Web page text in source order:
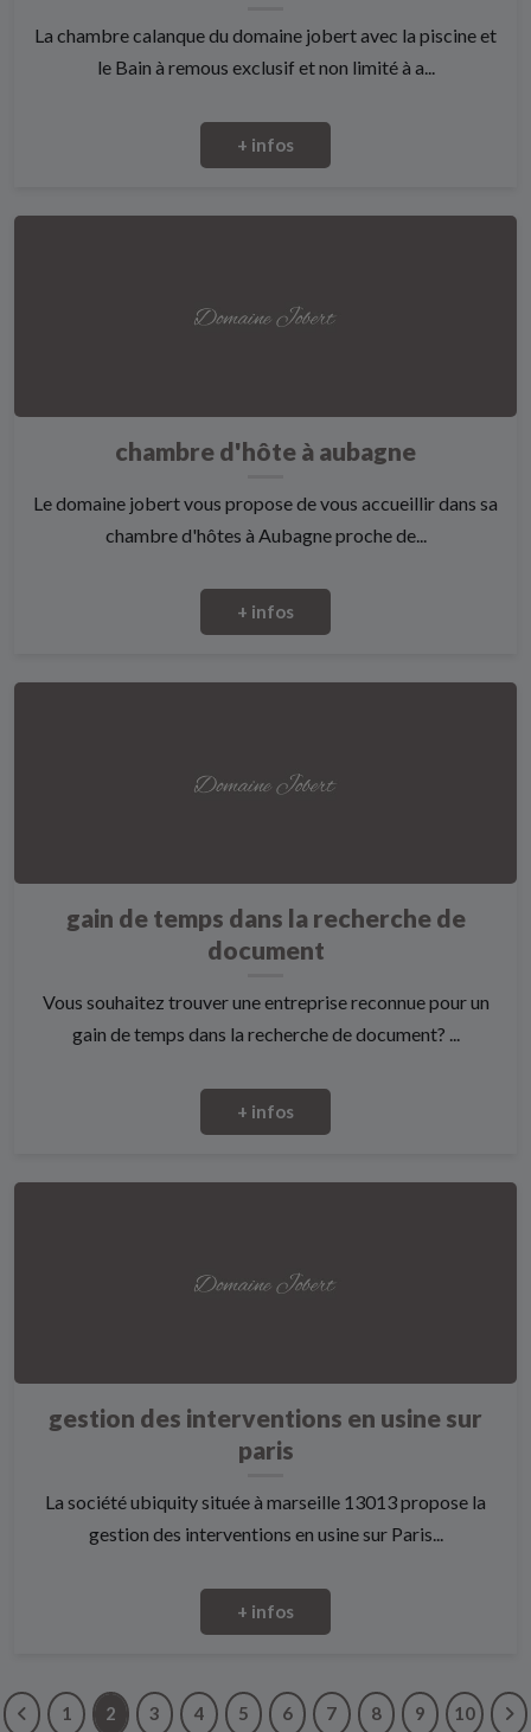
La chambre calanque du domaine jobert avec la piscine et
le Bain à remous exclusif et non limité à a...
+ infos
chambre d'hôte à aubagne
Le domaine jobert vous propose de vous accueillir dans sa
chambre d'hôtes à Aubagne proche de...
+ infos
gain de temps dans la recherche de
document
Vous souhaitez trouver une entreprise reconnue pour un
gain de temps dans la recherche de document? ...
+ infos
gestion des interventions en usine sur
paris
La société ubiquity située à marseille 13013 propose la
gestion des interventions en usine sur Paris...
+ infos
1 2 3 4 5 6 7 8 9 10